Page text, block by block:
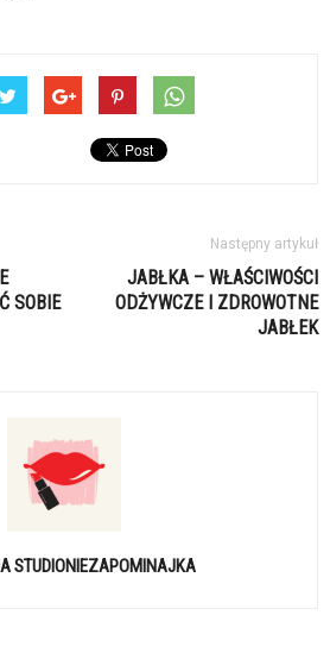
SOBIE
Następny artykuł
JABŁKA – WŁAŚCIWOŚCI
ODŻYWCZE I ZDROWOTNE
JABŁEK
STUDIONIEZAPOMINAJKA